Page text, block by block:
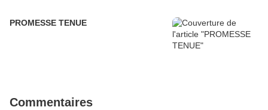
PROMESSE TENUE
Commentaires